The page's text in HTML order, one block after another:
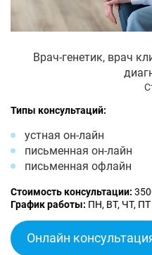
Врач-генетик, врач
Типы консультаций:
устная он-лайн
письменная он-лайн
письменная офлайн
Стоимость консультации:
График работы: ПН, ВТ, ЧТ, ПТ
Онлайн